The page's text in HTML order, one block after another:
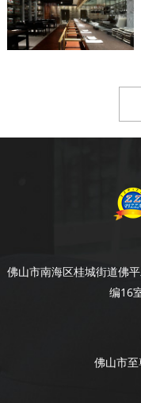
佛山市南海区桂城街道佛
编16
佛山市